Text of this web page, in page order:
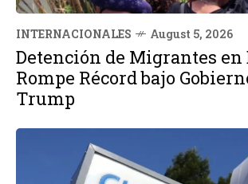
INTERNACIONALES August 5, 2026
Detención de Migrantes en
Rompe Récord bajo
Trump